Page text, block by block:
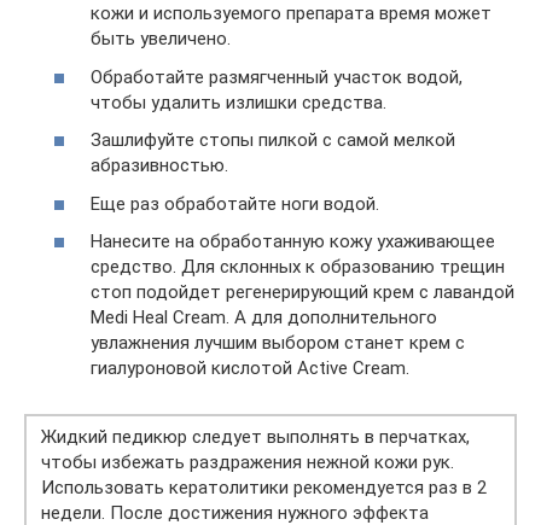
кожи и используемого препарата время может
быть увеличено.
Обработайте размягченный участок водой,
чтобы удалить излишки средства.
Зашлифуйте стопы пилкой с самой мелкой
абразивностью.
Еще раз обработайте ноги водой.
Нанесите на обработанную кожу ухаживающее
средство. Для склонных к образованию трещин
стоп подойдет регенерирующий крем с лавандой
Medi Heal Cream. А для дополнительного
увлажнения лучшим выбором станет крем с
гиалуроновой кислотой Active Cream.
Жидкий педикюр следует выполнять в перчатках,
чтобы избежать раздражения нежной кожи рук.
Использовать кератолитики рекомендуется раз в 2
недели. После достижения нужного эффекта